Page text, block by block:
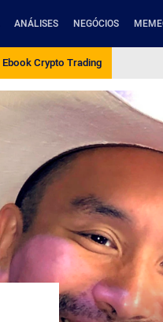
ANÁLISES NEGÓCIOS
Ebook Crypto Trading